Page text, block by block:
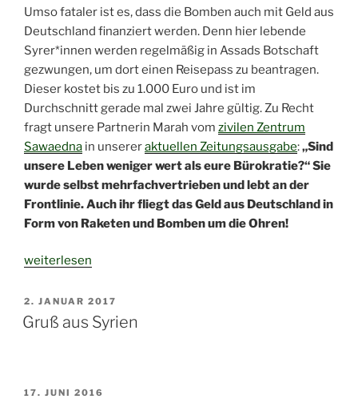
Umso fataler ist es, dass die Bomben auch mit Geld aus
Deutschland finanziert werden. Denn hier lebende
Syrer*innen werden regelmäßig in Assads Botschaft
gezwungen, um dort einen Reisepass zu beantragen.
Dieser kostet bis zu 1.000 Euro und ist im
Durchschnitt gerade mal zwei Jahre gültig. Zu Recht
fragt unsere Partnerin Marah vom zivilen Zentrum
Sawaedna in unsereraktuellen Zeitungsausgabe:„Sind
unsere Leben weniger wert als eure Bürokratie?“ Sie
wurde selbst mehrfachvertrieben und lebt an der
Frontlinie. Auch ihr fliegt das Geld aus Deutschland in
Form von Raketen und Bomben um die Ohren!
„Der
Krieg“
weiterlesen
VERÖFFENTLICHT
AM
2. JANUAR 2017
Gruß aus Syrien
VERÖFFENTLICHT
17. JUNI 2016